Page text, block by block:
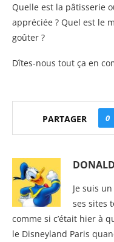
Quelle est la pâtisserie
appréciée ? Quel est le
goûter ?
Dîtes-nous tout ça en
PARTAGER 0
DONALD
Je suis
ses sites
comme si c’était hier à
le Disneyland Paris